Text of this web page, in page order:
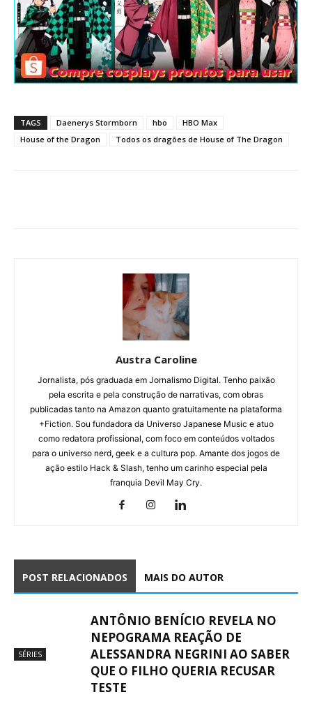
TAGS Daenerys Stormborn hbo
HBO Max
House of the Dragon
Todos os dragões de House of The Dragon
Austra Caroline
Jornalista, pós graduada em Jornalismo Digital. Tenho paixão
pela escrita e pela construção de narrativas, com obras
publicadas tanto na Amazon quanto gratuitamente na plataforma
+Fiction. Sou fundadora da Universo Japanese Music e atuo
como redatora profissional, com foco em conteúdos voltados
para o universo nerd, geek e a cultura pop. Amante dos jogos de
ação estilo Hack & Slash, tenho um carinho especial pela
franquia Devil May Cry.
POST RELACIONADOS MAIS DO AUTOR
SÉRIES
ANTÔNIO BENÍCIO REVELA NO
NEPOGRAMA REAÇÃO DE
ALESSANDRA NEGRINI AO SABER
QUE O FILHO QUERIA RECUSAR
TESTE